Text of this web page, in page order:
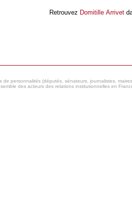
Retrouvez Domitille Arrivet
de personnalités (députés, sénateurs, journalistes,
des acteurs des relations institutionnelles en